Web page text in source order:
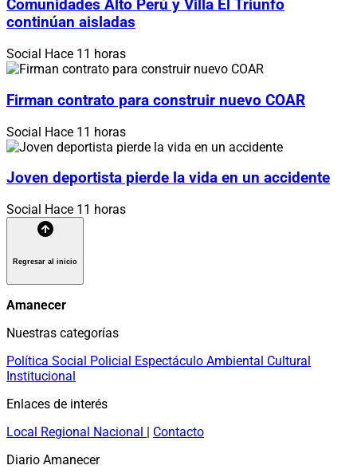
Comunidades Alto Perú y Villa El Triunfo
continúan aisladas
Social Hace 11 horas
Firman contrato para construir nuevo COAR
Social Hace 11 horas
Joven deportista pierde la vida en un accidente
Social Hace 11 horas
Regresar al inicio
Amanecer
Nuestras categorías
Política Social Policial Espectáculo Ambiental Cultural
Institucional
Enlaces de interés
Local Regional Nacional | Contacto
Diario Amanecer